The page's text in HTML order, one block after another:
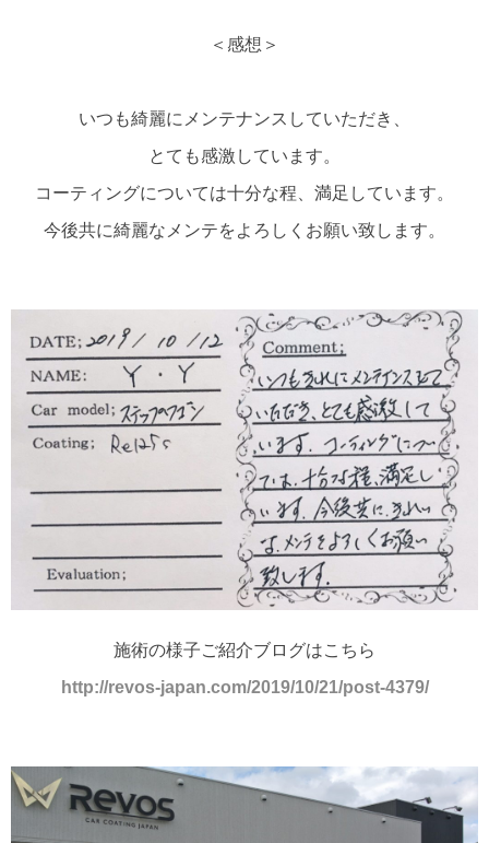
＜感想＞
いつも綺麗にメンテナンスしていただき、
とても感激しています。
コーティングについては十分な程、満足しています。
今後共に綺麗なメンテをよろしくお願い致します。
施術の様子ご紹介ブログはこちら
http://revos-japan.com/2019/10/21/post-4379/